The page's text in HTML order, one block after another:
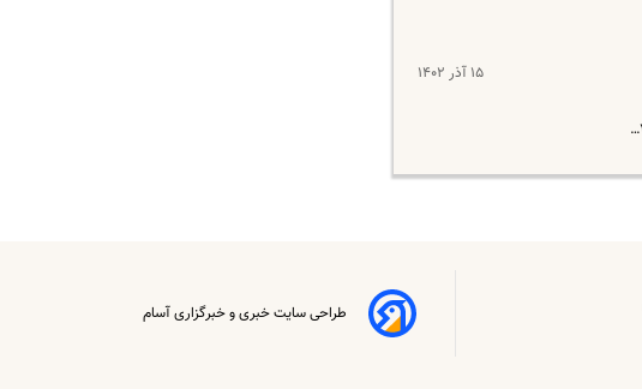
۱۵ آذر ۱۴۰۲
طراحی سایت خبری و خبرگزاری آسام